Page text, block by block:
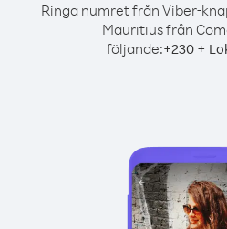
Ringa numret från Viber-
Mauritius från
följande:+230+